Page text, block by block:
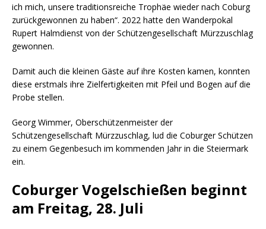
ich mich, unsere traditionsreiche Trophäe wieder nach Coburg
zurückgewonnen zu haben“. 2022 hatte den Wanderpokal
Rupert Halmdienst von der Schützengesellschaft Mürzzuschlag
gewonnen.
Damit auch die kleinen Gäste auf ihre Kosten kamen, konnten
diese erstmals ihre Zielfertigkeiten mit Pfeil und Bogen auf die
Probe stellen.
Georg Wimmer, Oberschützenmeister der
Schützengesellschaft Mürzzuschlag, lud die Coburger Schützen
zu einem Gegenbesuch im kommenden Jahr in die Steiermark
ein.
Coburger Vogelschießen beginnt
am Freitag, 28. Juli